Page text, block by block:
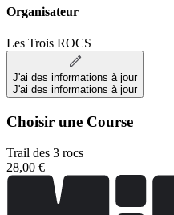
Organisateur
Les Trois ROCS
J'ai des informations à jour
J'ai des informations à jour
Choisir une Course
Trail des 3 rocs
28,00 €